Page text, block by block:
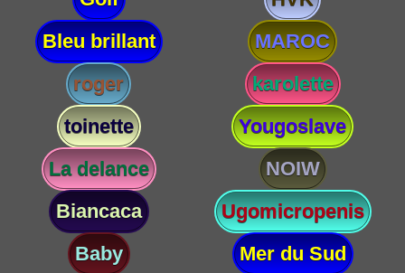
Bleu brillant
MAROC
roger
karolette
toinette
Yougoslave
La delance
NOIW
Biancaca
Ugomicropenis
Baby
Mer du Sud